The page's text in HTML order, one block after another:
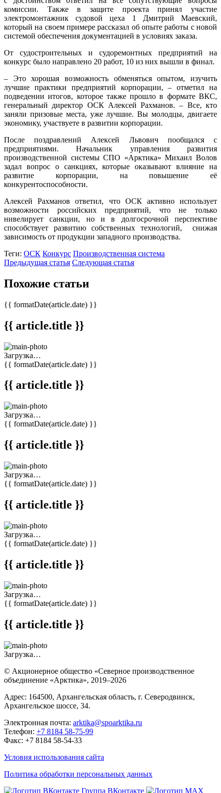
комиссии. Также в защите проекта принял участие
электромонтажник судовой цеха 1 Дмитрий Маевский,
который на своем примере рассказал об опыте работы с новой
системой обеспечения документацией в условиях заказа.
От судостроительных и судоремонтных предприятий на
конкурс было направлено 20 работ, 10 из них вышли в финал.
– Это хорошая возможность обменяться опытом, изучить
лучшие практики предприятий корпорации, – отметил на
подведении итогов, которое также прошло в формате ВКС,
генеральный директор ОСК Алексей Рахманов. – Все, кто
заняли призовые места, уже лучшие. Вы молодцы, двигаете
экономику, участвуете в развитии корпорации.
После поздравлений Алексей Львович пообщался с
предприятиями. Начальник управления развития
производственной системы СПО «Арктика» Михаил Волов
задал вопрос о санкциях, которые оказывают влияние на
развитие корпорации, на повышение её
конкурентоспособности.
Алексей Рахманов ответил, что ОСК активно использует
возможности российских предприятий, что не только
нивелирует санкции, но и в долгосрочной перспективе
способствует развитию собственных технологий, снижая
зависимость от продукции западного производства.
Теги: ОСК Конкурс Производственная система
Предыдущая статья Следующая статья
Похожие статьи
{{ formatDate(article.date) }}
{{ article.title }}
Загрузка…
{{ formatDate(article.date) }}
{{ article.title }}
Загрузка…
{{ formatDate(article.date) }}
{{ article.title }}
Загрузка…
{{ formatDate(article.date) }}
{{ article.title }}
Загрузка…
{{ formatDate(article.date) }}
{{ article.title }}
Загрузка…
{{ formatDate(article.date) }}
{{ article.title }}
Загрузка…
© Акционерное общество «Северное производственное
объединение «Арктика», 2019–2026
Адрес: 164500, Архангельская область, г. Северодвинск,
Архангельское шоссе, 34.
Электронная почта: arktika@spoarktika.ru
Телефон: +7 8184 58-75-99
Факс: +7 8184 58-54-33
Условия использования сайта
Политика обработки персональных данных
Группа ВКонтакте